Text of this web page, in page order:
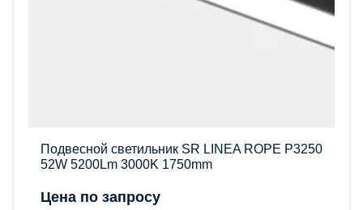
Подвесной светильник SR LINEA ROPE P3250
52W 5200Lm 3000K 1750mm
Цена по запросу